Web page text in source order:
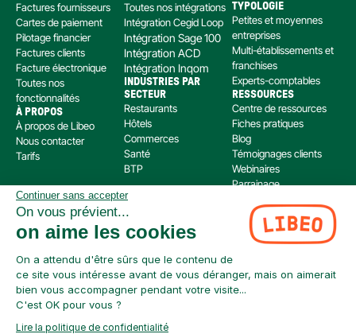
Libeo, société par actions simplifiée immatriculée au RCS de Créteil, dont le siège social
est situé au 112 Avenue de Paris, 94300 Vincennes, est enregistré auprès de l’Organisme
pour le Registre Unique des Intermédiaires en assurance, banque et finance (ORIAS) sous
le numéro 220 063 49 en tant que (i) courtier en opérations de banque et en services de
paiement (COBSP) et (ii) mandataire non exclusif en opération de Banque et Service de
Paiement (MOBSP) de la société SWAN (SIREN: 853 827 103). Les immatriculations COBSP
et MOBSP peuvent être vérifiées à tout moment sur le répertoire ORIAS accessible à
l’adresse suivante :
https://www.orias.fr/
Factures fournisseurs
Cartes de paiement
Pilotage financier
Factures clients
Facture électronique
Toutes nos
fonctionnalités
À PROPOS
À propos de Libeo
Nous contacter
Tarifs
Toutes nos intégrations
Intégration Cegid Loop
Intégration Sage 100
Intégration ACD
Intégration Inqom
INDUSTRIES PAR
SECTEUR
Restaurants
Hôtels
Commerces
Santé
BTP
TYPOLOGIE
Petites et moyennes
entreprises
Multi-établissements et
franchises
Experts-comptables
RESSOURCES
Centre de ressources
Fiches pratiques
Blog
Témoignages clients
Webinaires
Parrainage
Continuer sans accepter
On vous prévient...
on aime les cookies
On a attendu d'être sûrs que le contenu de
ce site vous intéresse avant de vous déranger, mais on aimerait
bien vous accompagner pendant votre visite...
C'est OK pour vous ?
Lire la politique de confidentialité